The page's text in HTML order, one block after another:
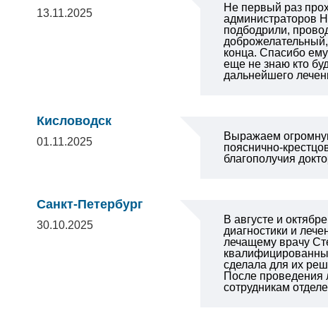
13.11.2025
Не первый раз
администраторов
подбодрили,
конца. Спасибо
еще не знаю кто
дальнейшего
Кисловодск
01.11.2025
Выражаем
пояснично-
благополучия
Санкт-Петербург
30.10.2025
В августе и
диагностики и
лечащему врачу
сделала для их
После проведения
сотрудникам